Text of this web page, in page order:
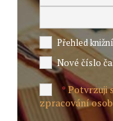
Přehled
Nové číslo
*Potvrzuji
zpracování